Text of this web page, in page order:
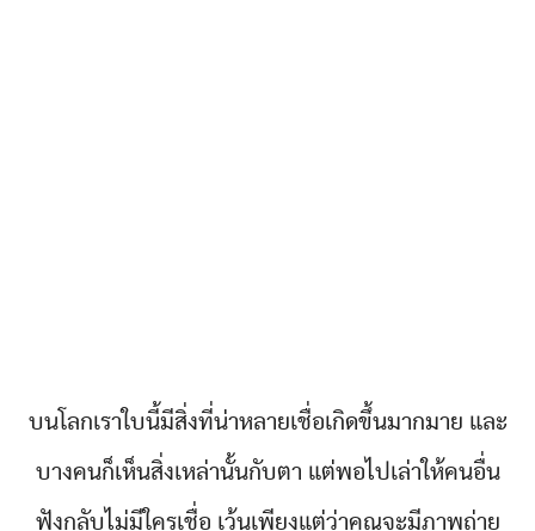
บนโลกเราใบนี้มีสิ่งที่น่าหลายเชื่อเกิดขึ้นมากมาย และ
บางคนก็เห็นสิ่งเหล่านั้นกับตา แต่พอไปเล่าให้คนอื่น
ฟังกลับไม่มีใครเชื่อ เว้นเพียงแต่ว่าคุณจะมีภาพถ่าย